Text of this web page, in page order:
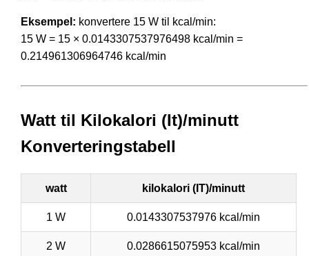
Eksempel: konvertere 15 W til kcal/min:
15 W = 15 × 0.0143307537976498 kcal/min =
0.214961306964746 kcal/min
Watt til Kilokalori (It)/minutt
Konverteringstabell
watt kilokalori (IT)/minutt
1 W 0.0143307537976 kcal/min
2 W 0.0286615075953 kcal/min